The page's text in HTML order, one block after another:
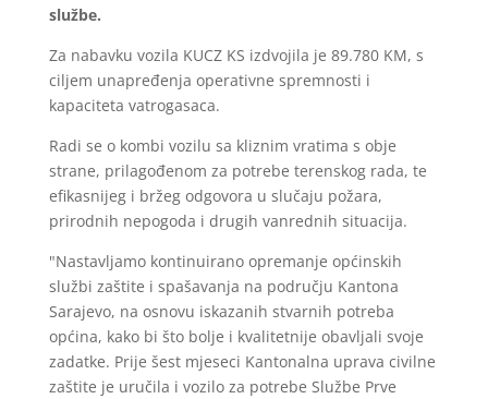
službe.
Za nabavku vozila KUCZ KS izdvojila je 89.780 KM, s
ciljem unapređenja operativne spremnosti i
kapaciteta vatrogasaca.
Radi se o kombi vozilu sa kliznim vratima s obje
strane, prilagođenom za potrebe terenskog rada, te
efikasnijeg i bržeg odgovora u slučaju požara,
prirodnih nepogoda i drugih vanrednih situacija.
"Nastavljamo kontinuirano opremanje općinskih
službi zaštite i spašavanja na području Kantona
Sarajevo, na osnovu iskazanih stvarnih potreba
općina, kako bi što bolje i kvalitetnije obavljali svoje
zadatke. Prije šest mjeseci Kantonalna uprava civilne
zaštite je uručila i vozilo za potrebe Službe Prve